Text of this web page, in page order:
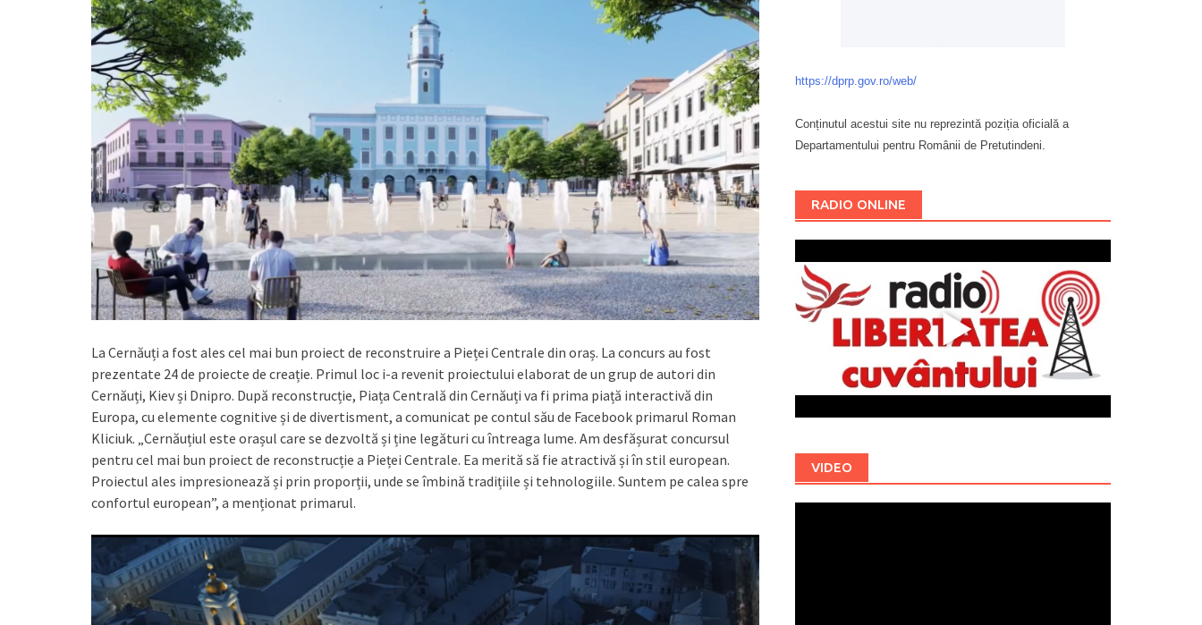
La Cernăuți a fost ales cel mai bun proiect de reconstruire a Pieței Centrale din oraș. La concurs au fost
prezentate 24 de proiecte de creație. Primul loc i-a revenit proiectului elaborat de un grup de autori din
Cernăuți, Kiev și Dnipro. După reconstrucție, Piața Centrală din Cernăuți va fi prima piață interactivă din
Europa, cu elemente cognitive și de divertisment, a comunicat pe contul său de Facebook primarul Roman
Kliciuk. „Cernăuțiul este orașul care se dezvoltă și ține legături cu întreaga lume. Am desfășurat concursul
pentru cel mai bun proiect de reconstrucție a Pieței Centrale. Ea merită să fie atractivă și în stil european.
Proiectul ales impresionează și prin proporții, unde se îmbină tradițiile și tehnologiile. Suntem pe calea spre
confortul european”, a menționat primarul.
https://dprp.gov.ro/web/
Conținutul acestui site nu reprezintă poziția oficială a
Departamentului pentru Românii de Pretutindeni.
RADIO ONLINE
VIDEO